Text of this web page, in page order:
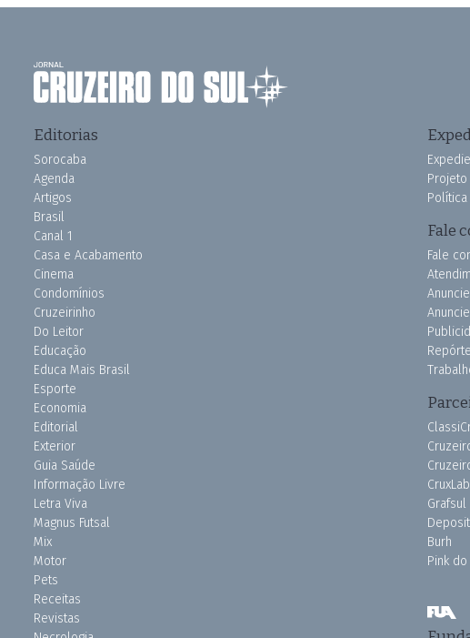
Editorias
Sorocaba
Agenda
Artigos
Brasil
Canal 1
Casa e Acabamento
Cinema
Condomínios
Cruzeirinho
Do Leitor
Educação
Educa Mais Brasil
Esporte
Economia
Editorial
Exterior
Guia Saúde
Informação Livre
Letra Viva
Magnus Futsal
Mix
Motor
Pets
Receitas
Revistas
Fale
Fale
CruxLab
Grafsul
Burh
Pink do